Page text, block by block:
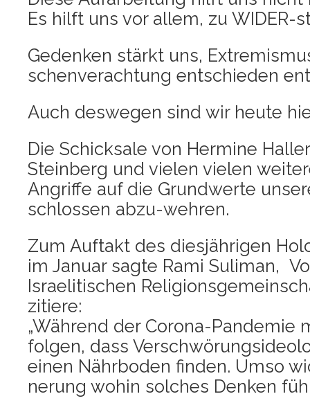
Es hilft uns vor allem, zu WIDER-
Geden­ken stärkt uns,
schen­ver­ach­tung ent­schie­den
Auch des­we­gen sind wir heu­te
Die Schick­sa­le von Her­mi­ne
Stein­berg und vie­len vie­len
Angrif­fe auf die Grund­wer­te
schlos­sen abzu-wehren.
Zum Auf­takt des dies­jäh­ri­gen
im Janu­ar sag­te Rami Suli­man,
Israe­li­ti­schen
zitie­re:
„Wäh­rend der Coro­na-
fol­gen, dass
einen Nähr­bo­den fin­den. Umso
ne­rung wohin sol­ches Den­ken